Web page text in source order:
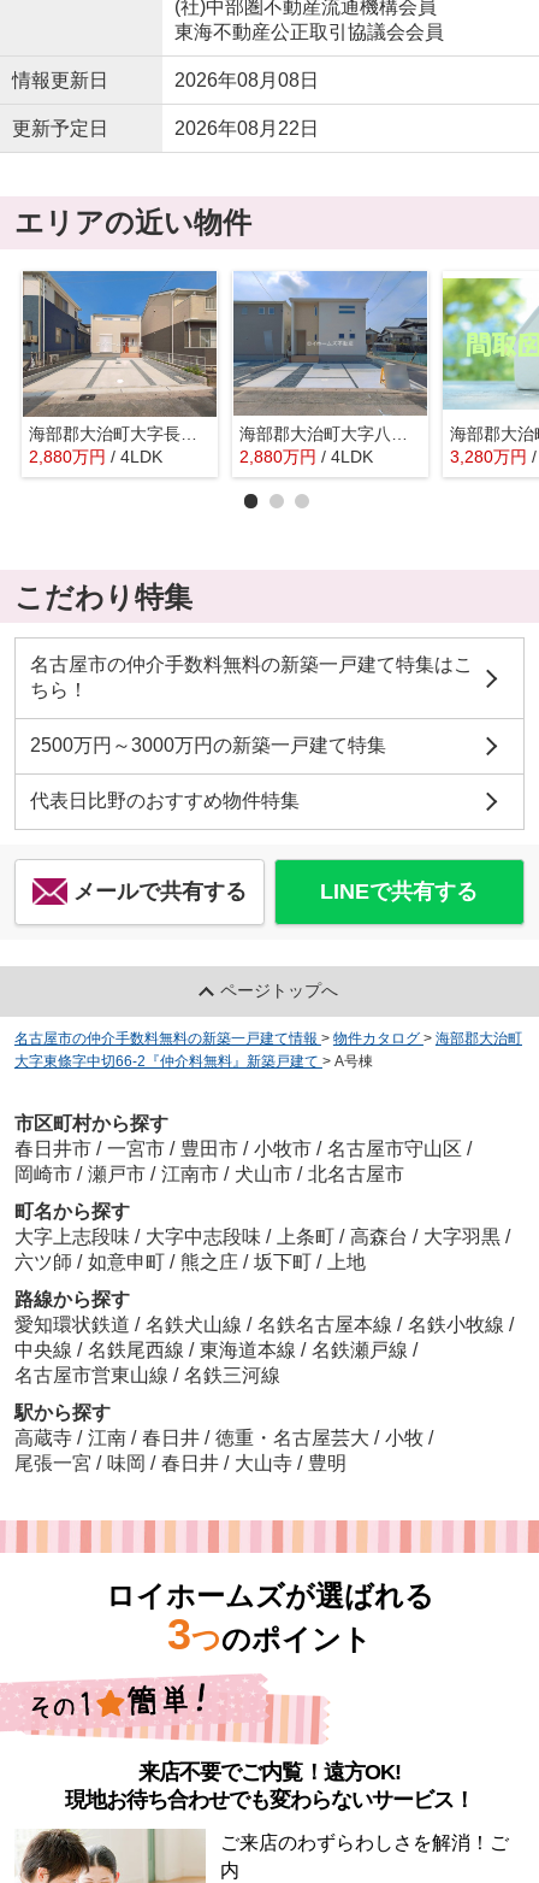
(社)中部圏不動産流通機構会員
東海不動産公正取引協議会会員
情報更新日 2026年08月08日
更新予定日 2026年08月22日
エリアの近い物件
海部郡大治町大字長牧字浦畑115『仲介料無料』新築戸建て
2,880万円 / 4LDK
海部郡大治町大字八ツ屋字裏畑31-2『仲介料無料』新築戸建て
2,880万円 / 4LDK 3,280万円
こだわり特集
名古屋市の仲介手数料無料の新築一戸建て特集はこ
ちら！
2500万円～3000万円の新築一戸建て特集
代表日比野のおすすめ物件特集
メールで共有する LINEで共有する
ページトップへ
名古屋市の仲介手数料無料の新築一戸建て情報 > 物件カタログ > 海部郡大治町
大字東條字中切66-2『仲介料無料』新築戸建て > A号棟
市区町村から探す
春日井市 / 一宮市 / 豊田市 / 小牧市 / 名古屋市守山区 /
岡崎市 / 瀬戸市 / 江南市 / 犬山市 / 北名古屋市
町名から探す
大字上志段味 / 大字中志段味 / 上条町 / 高森台 / 大字羽黒 /
六ツ師 / 如意申町 / 熊之庄 / 坂下町 /
上地
路線から探す
愛知環状鉄道 / 名鉄犬山線 / 名鉄名古屋本線 / 名鉄小牧線 /
中央線 / 名鉄尾西線 / 東海道本線 / 名鉄瀬戸線 /
名古屋市営東山線 / 名鉄三河線
駅から探す
高蔵寺 / 江南 / 春日井 / 徳重・名古屋芸大 / 小牧 /
尾張一宮 / 味岡 / 春日井 / 大山寺 / 豊明
ロイホームズが選ばれる
3つのポイント
来店不要でご内覧！遠方OK!
現地お待ち合わせでも変わらないサービス！
ご来店のわずらわしさを解消！ご
内